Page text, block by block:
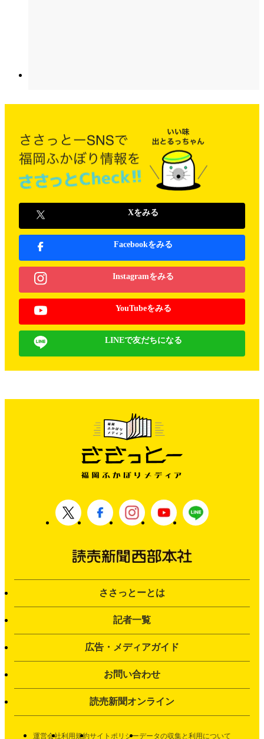
Xをみる
Facebookをみる
Instagramをみる
YouTubeをみる
LINEで友だちになる
ささっとーとは
記者一覧
広告・メディアガイド
お問い合わせ
読売新聞オンライン
運営会社利用規約サイトポリシーデータの収集と利用について